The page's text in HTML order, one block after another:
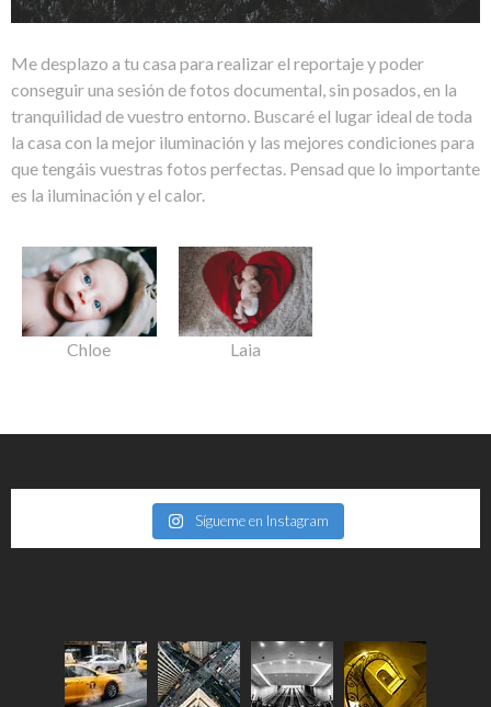
Me desplazo a tu casa para realizar el reportaje y poder
conseguir una sesión de fotos documental, sin posados, en la
tranquilidad de vuestro entorno. Buscaré el lugar ideal de toda
la casa con la mejor iluminación y las mejores condiciones para
que tengáis vuestras fotos perfectas. Pensad que lo importante
es la iluminación y el calor.
Chloe Laia
Sígueme en Instagram